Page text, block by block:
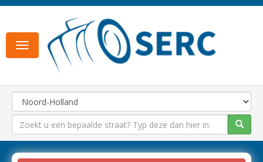
Toggle
navigation